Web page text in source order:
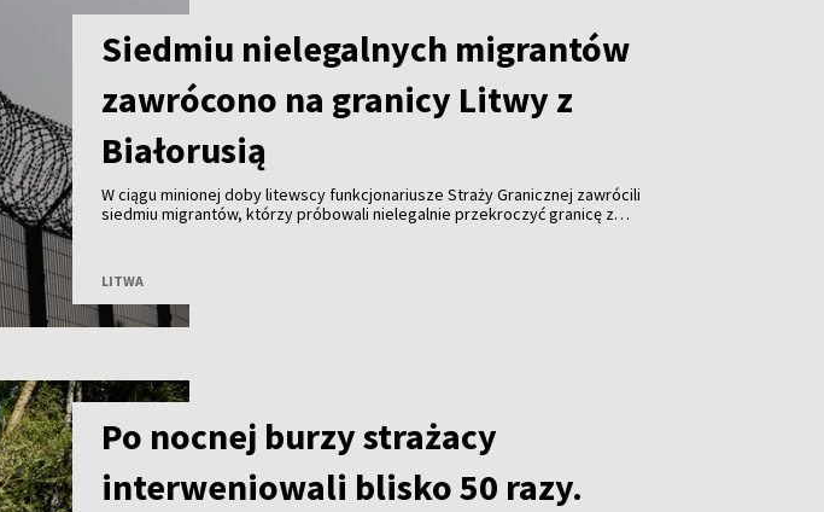
Siedmiu nielegalnych migrantów
zawrócono na granicy Litwy z
Białorusią
W ciągu minionej doby litewscy funkcjonariusze Straży Granicznej zawrócili
siedmiu migrantów, którzy próbowali nielegalnie przekroczyć granicę z
LITWA
Po nocnej burzy strażacy
interweniowali blisko 50 razy.